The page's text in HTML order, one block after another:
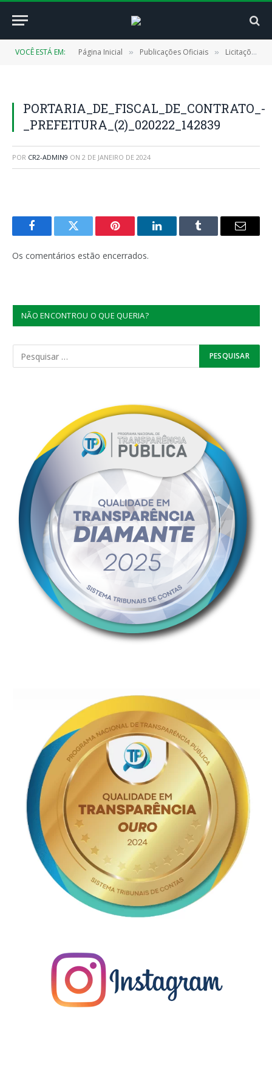
VOCÊ ESTÁ EM: Página Inicial » Publicações Oficiais » Licitações
PORTARIA_DE_FISCAL_DE_CONTRATO_-
_PREFEITURA_(2)_020222_142839
POR CR2-ADMIN9 ON 2 DE JANEIRO DE 2024
FacebookTwitter Pinterest LinkedInTumblr
E-
Os comentários estão encerrados.
NÃO ENCONTROU O QUE QUERIA?